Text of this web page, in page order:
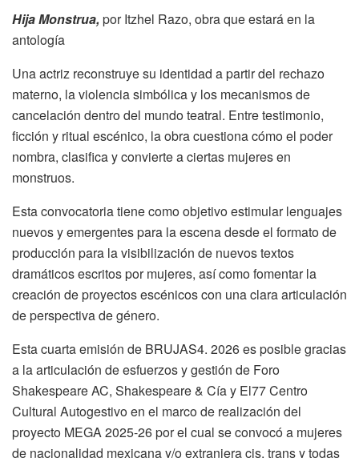
Hija Monstrua, por Itzhel Razo, obra que estará en la
antología
Una actriz reconstruye su identidad a partir del rechazo
materno, la violencia simbólica y los mecanismos de
cancelación dentro del mundo teatral. Entre testimonio,
ficción y ritual escénico, la obra cuestiona cómo el poder
nombra, clasifica y convierte a ciertas mujeres en
monstruos.
Esta convocatoria tiene como objetivo estimular lenguajes
nuevos y emergentes para la escena desde el formato de
producción para la visibilización de nuevos textos
dramáticos escritos por mujeres, así como fomentar la
creación de proyectos escénicos con una clara articulación
de perspectiva de género.
Esta cuarta emisión de BRUJAS4. 2026 es posible gracias
a la articulación de esfuerzos y gestión de Foro
Shakespeare AC, Shakespeare & Cía y El77 Centro
Cultural Autogestivo en el marco de realización del
proyecto MEGA 2025-26 por el cual se convocó a mujeres
de nacionalidad mexicana y/o extranjera cis, trans y todas